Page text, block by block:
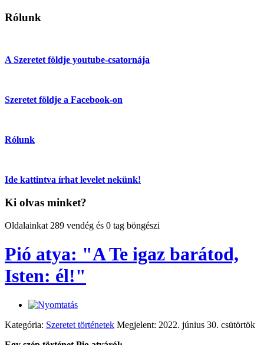
Rólunk
A Szeretet földje youtube-csatornája
Szeretet földje a Facebook-on
Rólunk
Ide kattintva írhat levelet nekünk!
Ki olvas minket?
Oldalainkat 289 vendég és 0 tag böngészi
Pió atya: "A Te igaz barátod,
Isten: él!"
Kategória: Szeretet történetek Megjelent: 2022. június 30. csütörtök